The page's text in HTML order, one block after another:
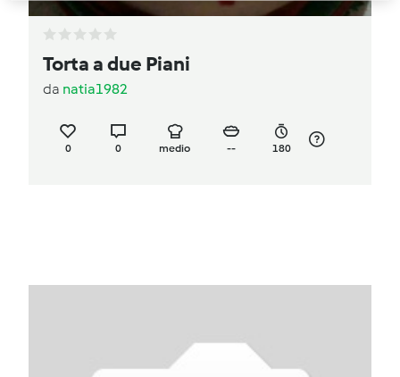
Torta a due Piani
da natia1982
0 0 medio -- 180